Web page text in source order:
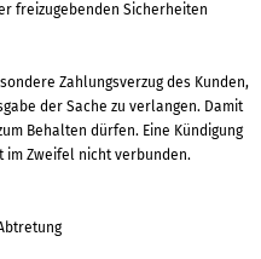
freizugebenden Sicherheiten
Zahlungsverzug des Kunden,
der Sache zu verlangen. Damit
Behalten dürfen. Eine Kündigung
im Zweifel nicht verbunden.